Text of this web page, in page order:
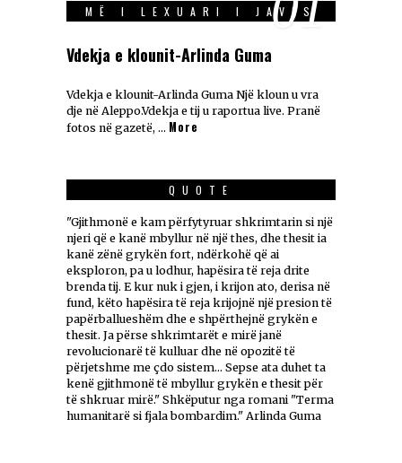
MË I LEXUARI I JAVES
Vdekja e klounit-Arlinda Guma
Vdekja e klounit-Arlinda Guma Një kloun u vra
dje në Aleppo.Vdekja e tij u raportua live. Pranë
fotos në gazetë, … More
QUOTE
"Gjithmonë e kam përfytyruar shkrimtarin si një
njeri që e kanë mbyllur në një thes, dhe thesit ia
kanë zënë grykën fort, ndërkohë që ai
eksploron, pa u lodhur, hapësira të reja drite
brenda tij. E kur nuk i gjen, i krijon ato, derisa në
fund, këto hapësira të reja krijojnë një presion të
papërballueshëm dhe e shpërthejnë grykën e
thesit. Ja përse shkrimtarët e mirë janë
revolucionarë të kulluar dhe në opozitë të
përjetshme me çdo sistem... Sepse ata duhet ta
kenë gjithmonë të mbyllur grykën e thesit për
të shkruar mirë." Shkëputur nga romani "Terma
humanitarë si fjala bombardim." Arlinda Guma